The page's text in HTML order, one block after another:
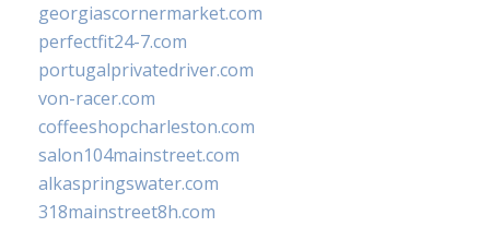
georgiascornermarket.com
perfectfit24-7.com
portugalprivatedriver.com
von-racer.com
coffeeshopcharleston.com
salon104mainstreet.com
alkaspringswater.com
318mainstreet8h.com